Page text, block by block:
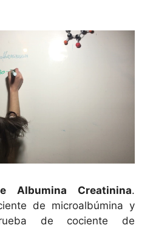
Albumina Creatinina.
de microalbúmina y
de cociente de